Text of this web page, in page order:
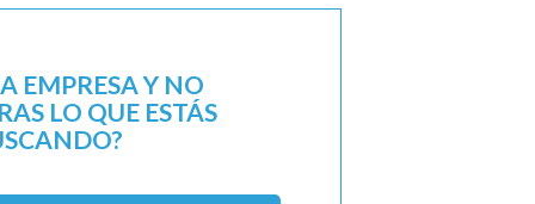
EMPRESA Y NO
LO QUE ESTÁS